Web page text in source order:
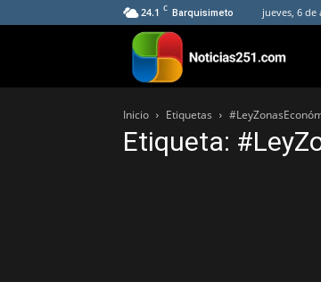
24.1 C Barquisimeto jueves, 6 de
Inicio Etiquetas
Etiqueta: